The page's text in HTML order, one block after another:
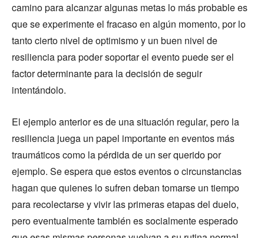
camino para alcanzar algunas metas lo más probable es
que se experimente el fracaso en algún momento, por lo
tanto cierto nivel de optimismo y un buen nivel de
resiliencia para poder soportar el evento puede ser el
factor determinante para la decisión de seguir
intentándolo.
El ejemplo anterior es de una situación regular, pero la
resiliencia juega un papel importante en eventos más
traumáticos como la pérdida de un ser querido por
ejemplo. Se espera que estos eventos o circunstancias
hagan que quienes lo sufren deban tomarse un tiempo
para recolectarse y vivir las primeras etapas del duelo,
pero eventualmente también es socialmente esperado